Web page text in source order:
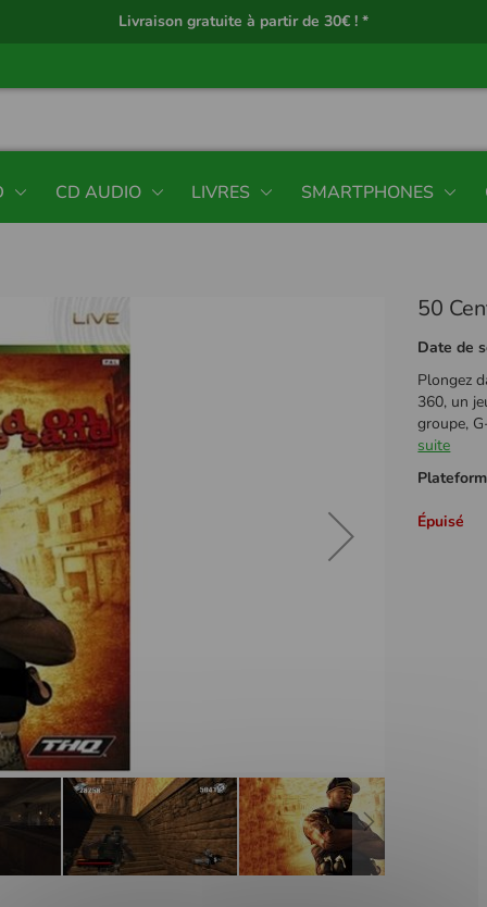
Livraison gratuite à partir de 30€ ! *
CD AUDIO LIVRES SMARTPHONES
50
Date de
Plongez
360, un
groupe,
suite
Épuisé